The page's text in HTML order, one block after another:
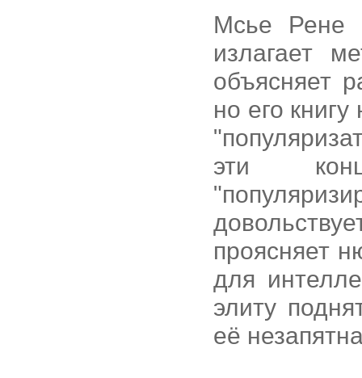
Мсье Рене
излагает
объясняет
но его
эти
проясняет
для
элиту
её